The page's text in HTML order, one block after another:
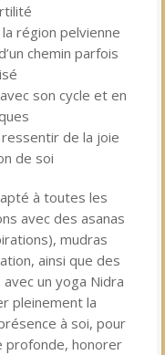
région pelvienne
chemin parfois
son cycle et en
de la joie
de soi
à toutes les
avec des asanas
mudras
ainsi que des
un yoga Nidra
pleinement la
à soi, pour
profonde, honorer